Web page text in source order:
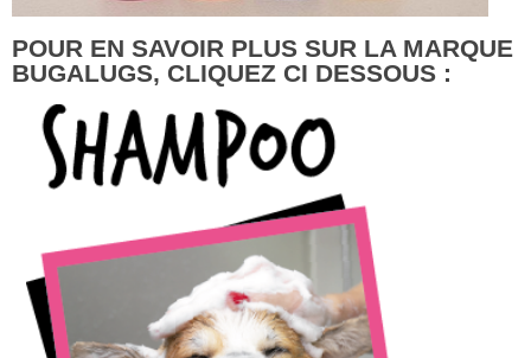
POUR EN SAVOIR PLUS SUR LA MARQUE
BUGALUGS, CLIQUEZ CI DESSOUS :